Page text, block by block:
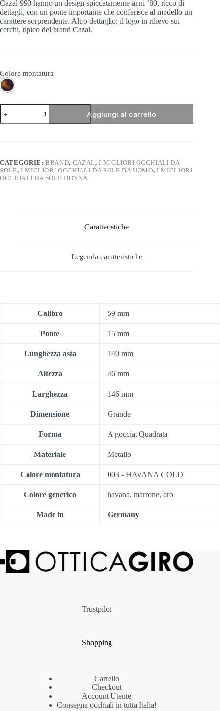
Cazal 990 hanno un design spiccatamente anni ’80, ricco di
dettagli, con un ponte importante che conferisce al modello un
carattere sorprendente. Altro dettaglio: il logo in rilievo sui
cerchi, tipico del brand Cazal.
Colore montatura
Cazal
Legends
990
Aggiungi al carrello
CATEGORIE:BRAND, CAZAL,I MIGLIORI OCCHIALI DA
SOLE, I MIGLIORI OCCHIALI DA SOLE DA UOMO, I MIGLIORI
OCCHIALI DA SOLE DONNA
Caratteristiche
Legenda caratteristiche
Calibro 59 mm
Ponte 15 mm
Lunghezza asta 140 mm
Altezza 46 mm
Larghezza 146 mm
Dimensione Grande
Forma A goccia, Quadrata
Materiale Metallo
Colore montatura 003 - HAVANA GOLD
Colore generico havana, marrone, oro
Made in Germany
Trustpilot
Shopping
Carrello
Checkout
Account Utente
Consegna occhiali in tutta Italia!